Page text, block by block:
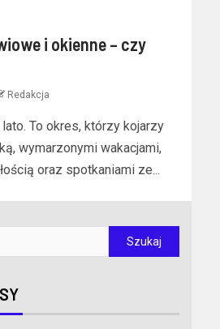
i okienne – czy
Redakcja
To okres, którzy kojarzy
wymarzonymi wakacjami,
oraz spotkaniami ze...